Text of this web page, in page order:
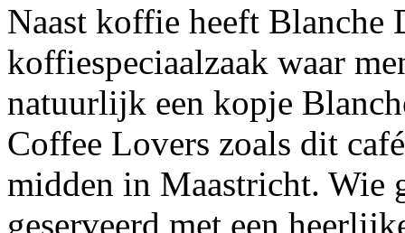
Naast koffie heeft Blanche
koffiespeciaalzaak waar
natuurlijk een kopje
Coffee Lovers zoals dit
midden in Maastricht. Wie
geserveerd met een